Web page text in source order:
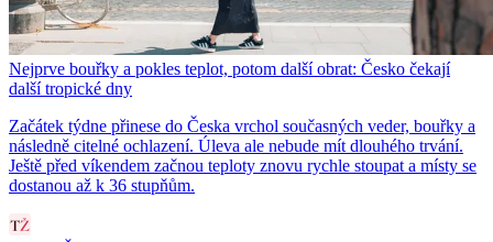
Nejprve bouřky a pokles teplot, potom další obrat: Česko čekají
další tropické dny
Začátek týdne přinese do Česka vrchol současných veder, bouřky a
následně citelné ochlazení. Úleva ale nebude mít dlouhého trvání.
Ještě před víkendem začnou teploty znovu rychle stoupat a místy se
dostanou až k 36 stupňům.